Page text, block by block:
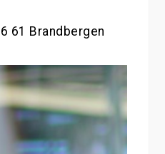
61 Brandbergen